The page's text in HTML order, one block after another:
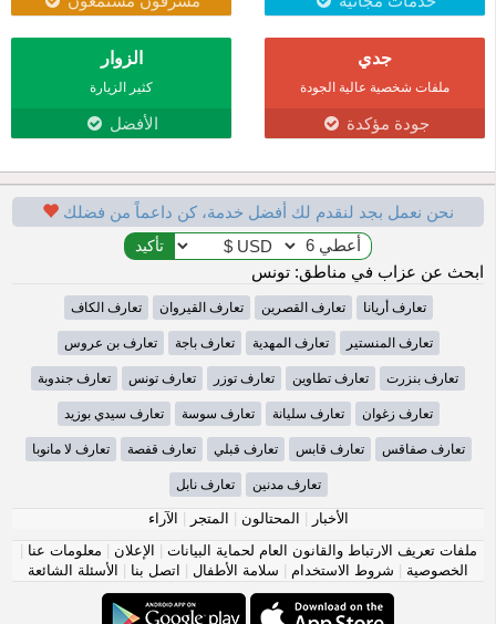
جدي
ملفات شخصية عالية الجودة
جودة مؤكدة
الزوار
كثير الزيارة
الأفضل
نحن نعمل بجد لنقدم لك أفضل خدمة، كن داعماً من فضلك
ابحث عن عزاب في مناطق: تونس
تعارف أريانا تعارف القصرين تعارف القيروان تعارف الكاف
تعارف المنستير تعارف المهدية تعارف باجة تعارف بن عروس
تعارف بنزرت تعارف تطاوين تعارف توزر تعارف تونس تعارف جندوبة
تعارف زغوان تعارف سليانة تعارف سوسة تعارف سيدي بوزيد
تعارف صفاقس تعارف قابس تعارف قبلي تعارف قفصة تعارف لا مانوبا
تعارف مدنين تعارف نابل
الأخبار | المحتالون | المتجر | الآراء
ملفات تعريف الارتباط والقانون العام لحماية البيانات | الإعلان | معلومات عنا |
الخصوصية | شروط الاستخدام | سلامة الأطفال | اتصل بنا | الأسئلة الشائعة